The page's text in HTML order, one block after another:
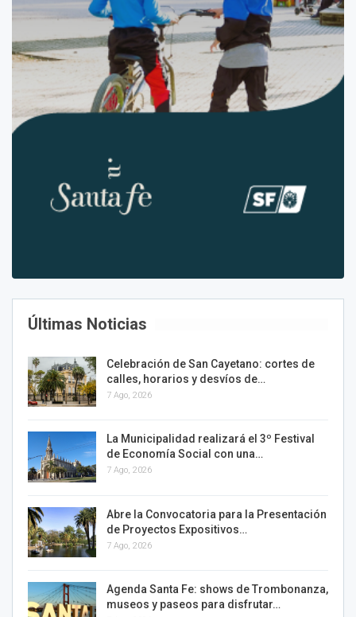
Últimas Noticias
Celebración de San Cayetano: cortes de
calles, horarios y desvíos de…
7 Ago, 2026
La Municipalidad realizará el 3º Festival
de Economía Social con una…
7 Ago, 2026
Abre la Convocatoria para la Presentación
de Proyectos Expositivos…
7 Ago, 2026
Agenda Santa Fe: shows de Trombonanza,
museos y paseos para disfrutar…